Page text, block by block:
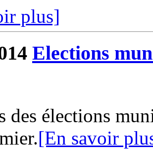
plus]
Elections
des élections
[En savoir